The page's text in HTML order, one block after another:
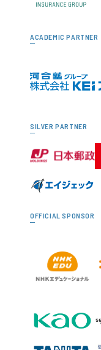
ACADEMIC PARTNER
SILVER PARTNER
OFFICIAL SPONSOR